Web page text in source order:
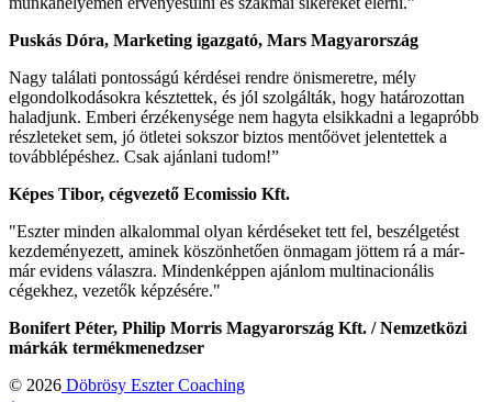
Puskás Dóra, Marketing igazgató, Mars Magyarország
Nagy találati pontosságú kérdései rendre önismeretre, mély
elgondolkodásokra késztettek, és jól szolgálták, hogy határozottan
haladjunk. Emberi érzékenysége nem hagyta elsikkadni a legapróbb
részleteket sem, jó ötletei sokszor biztos mentőövet jelentettek a
továbblépéshez. Csak ajánlani tudom!”
Képes Tibor, cégvezető Ecomissio Kft.
"Eszter minden alkalommal olyan kérdéseket tett fel, beszélgetést
kezdeményezett, aminek köszönhetően önmagam jöttem rá a már-
már evidens válaszra. Mindenképpen ajánlom multinacionális
cégekhez, vezetők képzésére."
Bonifert Péter, Philip Morris Magyarország Kft. / Nemzetközi
márkák termékmenedzser
© 2026 Döbrösy Eszter Coaching